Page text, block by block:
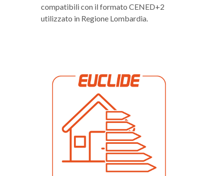
compatibili con il formato CENED+2
utilizzato in Regione Lombardia.